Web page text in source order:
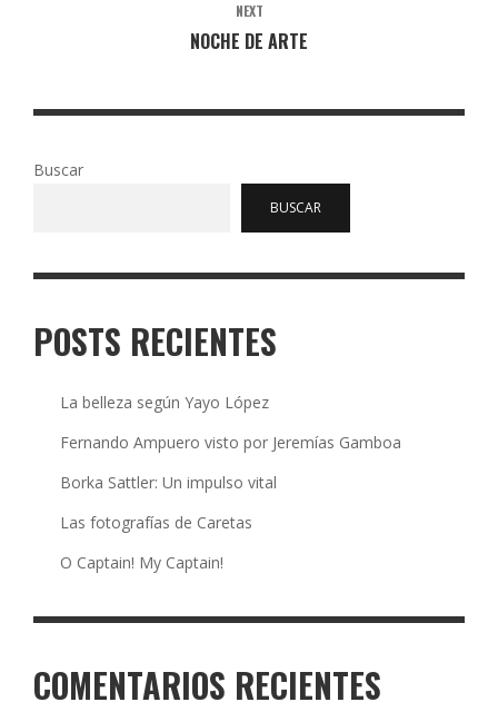
NEXT
NOCHE DE ARTE
Buscar
BUSCAR
POSTS RECIENTES
La belleza según Yayo López
Fernando Ampuero visto por Jeremías Gamboa
Borka Sattler: Un impulso vital
Las fotografías de Caretas
O Captain! My Captain!
COMENTARIOS RECIENTES